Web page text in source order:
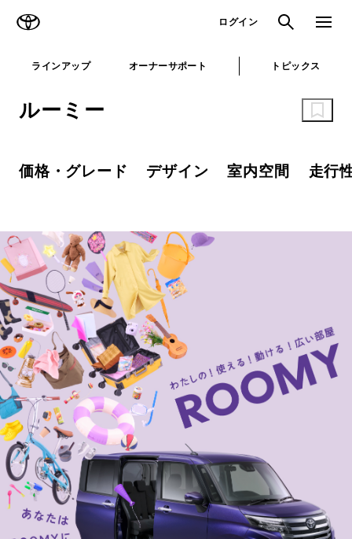
ログイン 検索 メニュ
ラインアップ オーナーサポート トピックス
ルーミー
価格・グレード デザイン 室内空間 走行